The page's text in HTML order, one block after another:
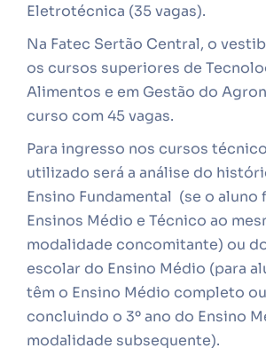
Eletrotécnica (35 vagas).
Na Fatec Sertão Central, o
os cursos superiores de
Alimentos e em Gestão do
curso com 45 vagas.
Para ingresso nos cursos
utilizado será a análise do
Ensino Fundamental (se o aluno
Ensinos Médio e Técnico ao
modalidade concomitante) ou
escolar do Ensino Médio (para
têm o Ensino Médio completo
concluindo o 3º ano do Ensino
modalidade subsequente).